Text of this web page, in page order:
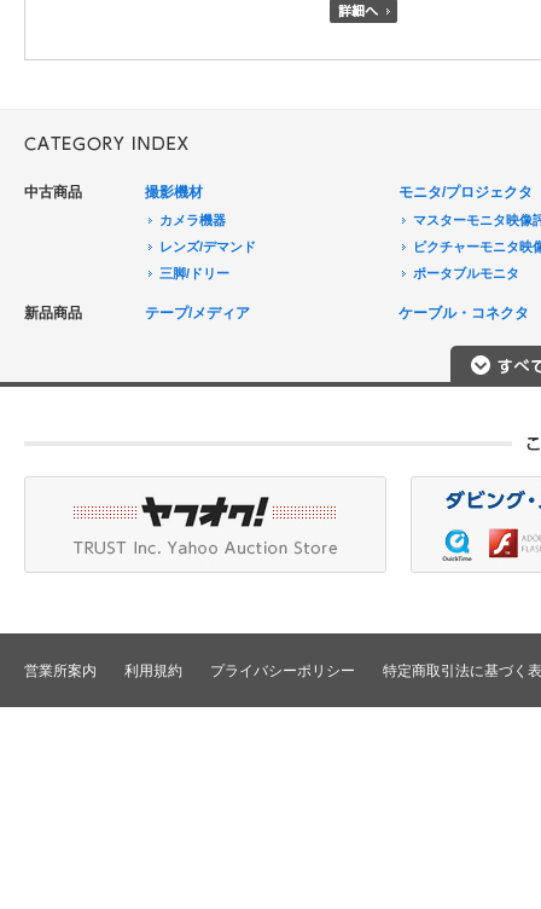
中古商品 撮影機材
カメラ機器
レンズ/デマンド
三脚/ドリー
ポータブルレコーダ
SD仕様VTR
HD仕様VTR
メモリーレコーダ/ディスクレコー
VTRインターフェース/アクセサリ
モニタ/プロジェクタ
マスターモニタ映像
ピクチャーモニタ映
ポータブルモニタ
プロジェクタ
プロジェクタアクセ
スイッチャ
編集コントローラ
コンバータ
TBC/FS
新品商品 テープ/メディア
DLT/LTO
ケーブル・コネクタ
営業所案内 利用規約 プライバシーポリシー 特定商取引法に基づく